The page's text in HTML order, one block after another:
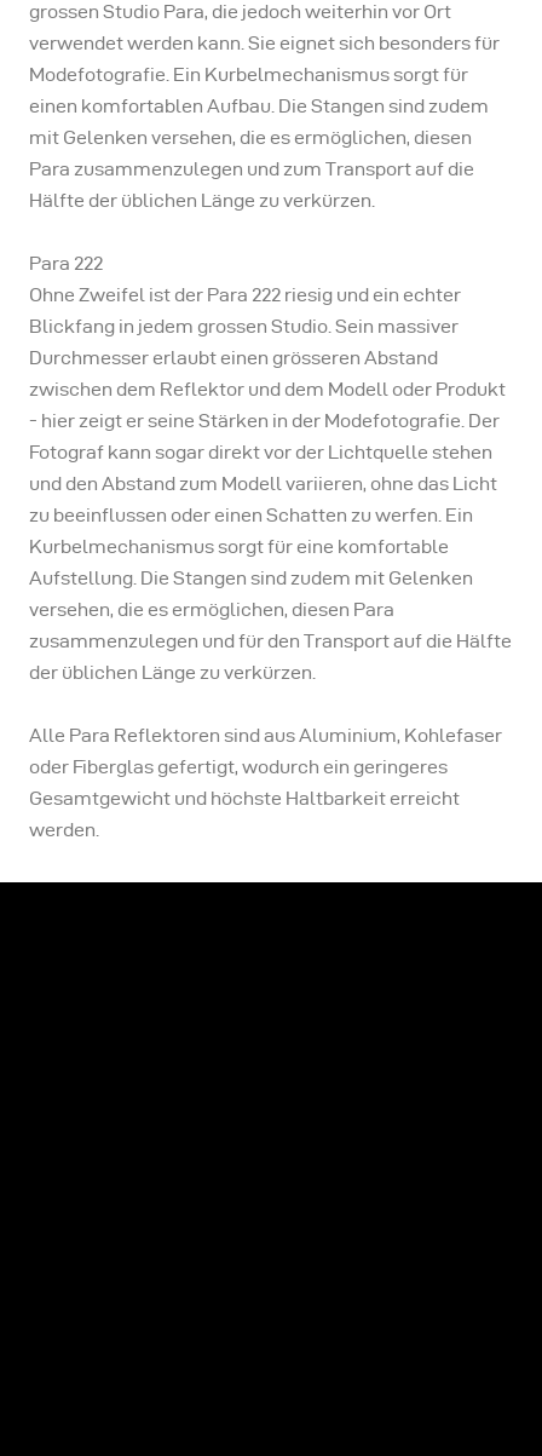
grossen Studio Para, die jedoch weiterhin vor Ort
verwendet werden kann. Sie eignet sich besonders für
Modefotografie. Ein Kurbelmechanismus sorgt für
einen komfortablen Aufbau. Die Stangen sind zudem
mit Gelenken versehen, die es ermöglichen, diesen
Para zusammenzulegen und zum Transport auf die
Hälfte der üblichen Länge zu verkürzen.
Para 222
Ohne Zweifel ist der Para 222 riesig und ein echter
Blickfang in jedem grossen Studio. Sein massiver
Durchmesser erlaubt einen grösseren Abstand
zwischen dem Reflektor und dem Modell oder Produkt
- hier zeigt er seine Stärken in der Modefotografie. Der
Fotograf kann sogar direkt vor der Lichtquelle stehen
und den Abstand zum Modell variieren, ohne das Licht
zu beeinflussen oder einen Schatten zu werfen. Ein
Kurbelmechanismus sorgt für eine komfortable
Aufstellung. Die Stangen sind zudem mit Gelenken
versehen, die es ermöglichen, diesen Para
zusammenzulegen und für den Transport auf die Hälfte
der üblichen Länge zu verkürzen.
Alle Para Reflektoren sind aus Aluminium, Kohlefaser
oder Fiberglas gefertigt, wodurch ein geringeres
Gesamtgewicht und höchste Haltbarkeit erreicht
werden.